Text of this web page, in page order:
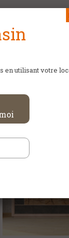
en utilisant votre